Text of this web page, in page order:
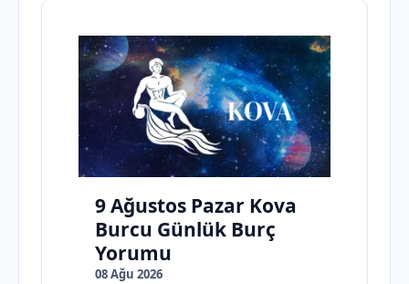
9 Ağustos Pazar Kova
Burcu Günlük Burç
Yorumu
08 Ağu 2026